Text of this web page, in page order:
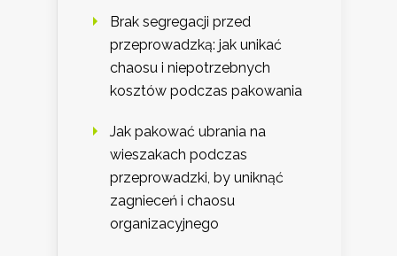
Brak segregacji przed
przeprowadzką: jak unikać
chaosu i niepotrzebnych
kosztów podczas pakowania
Jak pakować ubrania na
wieszakach podczas
przeprowadzki, by uniknąć
zagnieceń i chaosu
organizacyjnego